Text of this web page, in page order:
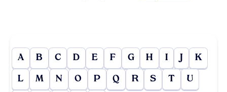
A B C D E F G H I J K
L M N O P Q R S T U